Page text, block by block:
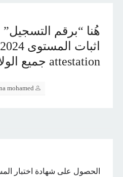
هُنا “برقم
attestation جميع الولايات
mohamed